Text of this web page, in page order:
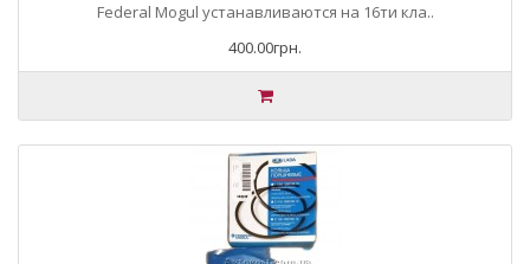
Federal Mogul устанавливаются на 16ти кла..
400.00грн.